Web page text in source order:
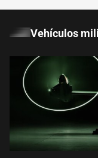
Vehículos